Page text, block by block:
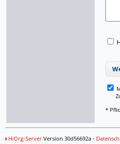
*
HiOrg-ServerVersion 30d56692a -